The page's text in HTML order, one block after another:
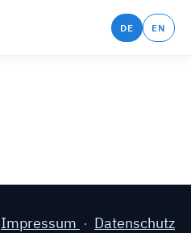
DE EN
Impressum · Datenschutz